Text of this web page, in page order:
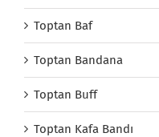
Toptan Baf
Toptan Bandana
Toptan Buff
Toptan Kafa Bandı